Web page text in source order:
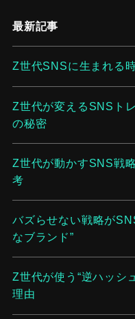
最新記事
Z世代SNSに生まれる
Z世代が変えるSNSト
の秘密
Z世代が動かすSNS戦
考
バズらせない戦略が
なブランド”
Z世代が使う“逆ハッシ
理由